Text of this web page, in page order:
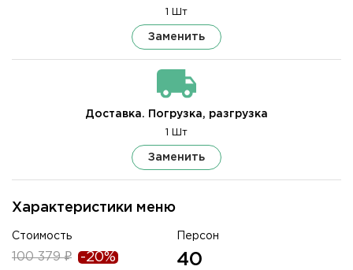
Характеристики меню
Стоимость
100 379 ₽ -20%
Персон
40
1 Шт
Заменить
Доставка. Погрузка, разгрузка
1 Шт
Заменить